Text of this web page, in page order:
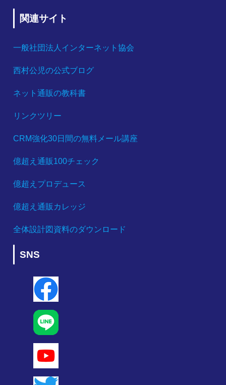
関連サイト
一般社団法人インターネット協会
西村公児の公式ブログ
ネット通販の教科書
リンクツリー
CRM強化30日間の無料メール講座
億超え通販100チェック
億超えプロデュース
億超え通販カレッジ
全体設計図資料のダウンロード
SNS